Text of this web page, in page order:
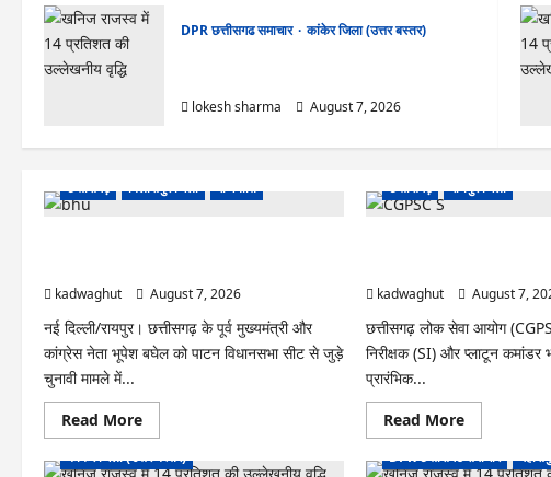
DPR छत्तीसगढ समाचार
कांकेर जिला (उत्तर बस्तर)
lokesh sharma
August 7, 2026
छत्तीसगढ़ बिलासपुर जिला राजनीति
kadwaghut
August 7, 2026
नई दिल्ली/रायपुर। छत्तीसगढ़ के पूर्व मुख्यमंत्री और
कांग्रेस नेता भूपेश बघेल को पाटन विधानसभा सीट से जुड़े
चुनावी मामले में...
Read MoreRead
more
CG
छत्तीसगढ़ रायपुर जिला
kadwaghut
August 7,
छत्तीसगढ़ लोक सेवा आयोग
निरीक्षक (SI) और प्लाटून कमांडर
प्रारंभिक...
Read MoreRead
more
CGPSC
DPR छत्तीसगढ समाचार
कांकेर जिला (उत्तर बस्तर)
DPR छत्तीसगढ समाचार